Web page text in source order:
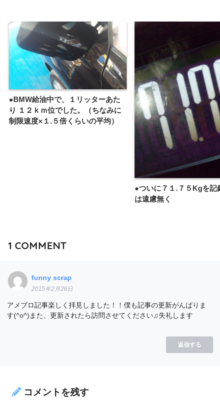
●BMW給油中で、１リッターあた
り １２ｋｍ位でした。（ちなみに
制限速度×１.５倍くらいの平均）
●ついに７１.７５Kgを記
は遠慮無く
1 COMMENT
funny scrap
2015年2月26日
アメブロ記事楽しく拝見しました！！僕も記事の更新がんばりま
す(^o^)また、更新されたら訪問させてください♫失礼します
返信する
コメントを残す